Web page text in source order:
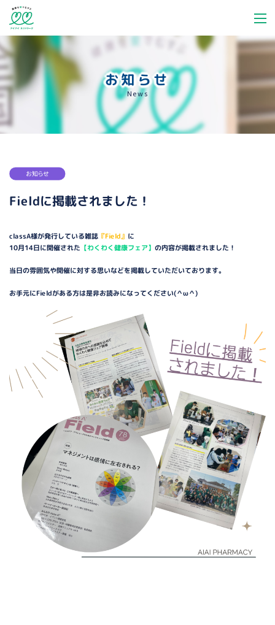
お知らせ
News
お知らせ
Fieldに掲載されました！
classA様が発行している雑誌 『Field』 に
10月14日に開催された 【わくわく健康フェア】の内容が掲載されました！
当日の雰囲気や開催に対する思いなどを掲載していただいております。
お手元にFieldがある方は是非お読みになってください(＾ω＾)